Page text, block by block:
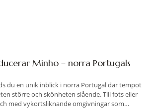
Minho – norra Portugals
du en unik inblick i norra Portugal där tempot
större och skönheten slående. Till fots eller
med vykortsliknande omgivningar som